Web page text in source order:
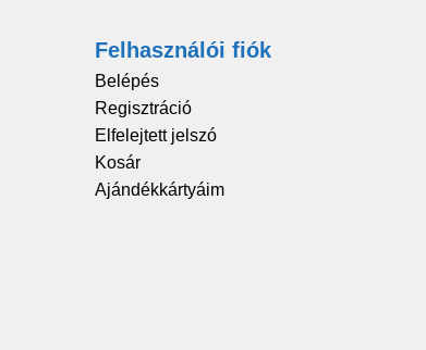
Felhasználói fiók
Belépés
Regisztráció
Elfelejtett jelszó
Kosár
Ajándékkártyáim